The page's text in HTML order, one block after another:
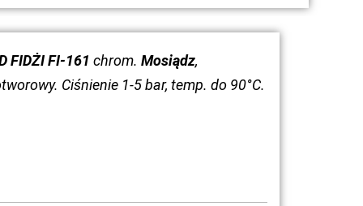
FIDŻI FI-161 chrom. Mosiądz,
Ciśnienie 1-5 bar, temp. do 90°C.